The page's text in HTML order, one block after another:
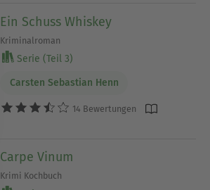
Ein Schuss Whiskey
Kriminalroman
Serie (Teil 3)
Carsten Sebastian Henn
14 Bewertungen
Carpe Vinum
Krimi Kochbuch